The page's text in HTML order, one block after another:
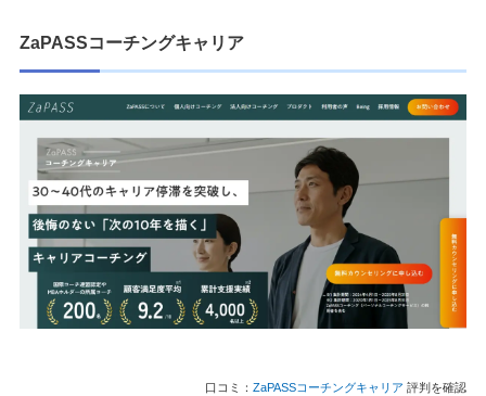
ZaPASSコーチングキャリア
口コミ： ZaPASSコーチングキャリア 評判を確認